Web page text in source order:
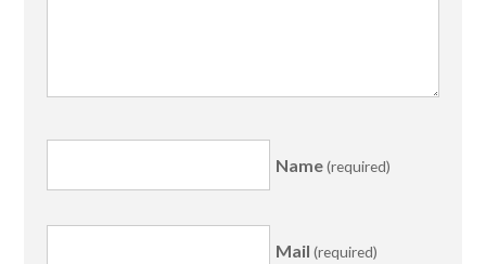
Name(required)
Mail (required)